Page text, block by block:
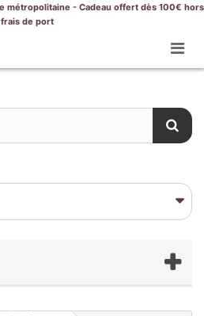
métropolitaine - Cadeau offert dès 100€ hors
frais de port